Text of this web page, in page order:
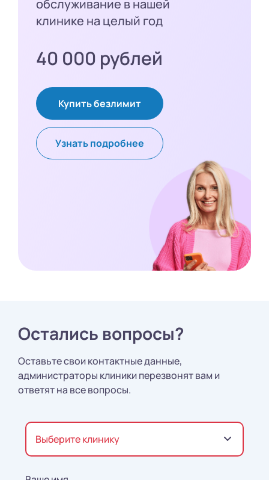
обслуживание в нашей
клинике на целый год
40 000 рублей
Купить безлимит
Узнать подробнее
Остались вопросы?
Оставьте свои контактные данные,
администраторы клиники перезвонят вам и
ответят на все вопросы.
Выберите клинику